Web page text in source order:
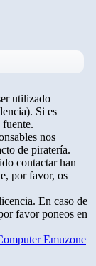
utilizado
Si es
nos
de piratería.
contactar han
por favor, os
En caso de
favor poneos en
Emuzone